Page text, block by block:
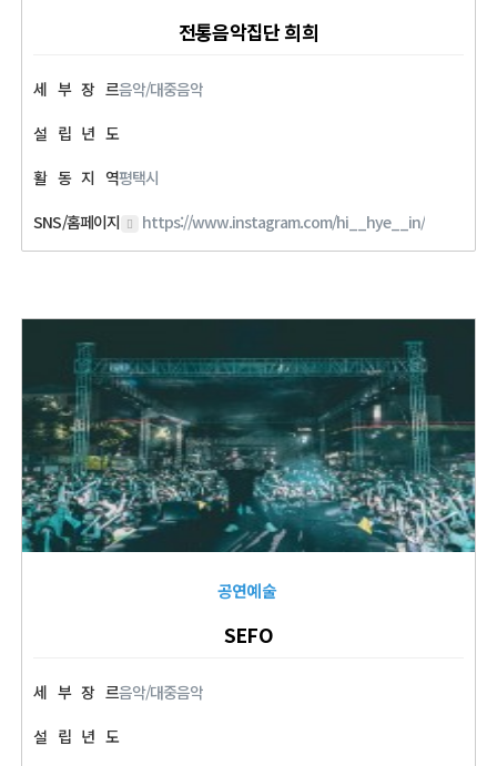
전통음악집단 희희
세 부 장 르음악/대중음악
설 립 년 도
활 동 지 역평택시
SNS/홈페이지
https://www.instagram.com/hi__hye__in/
공연예술
SEFO
세 부 장 르음악/대중음악
설 립 년 도